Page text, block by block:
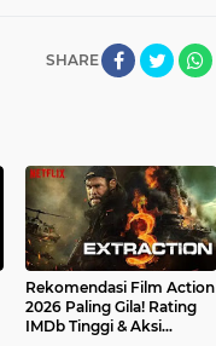
SHARE
Rekomendasi Film Action
2026 Paling Gila! Rating
IMDb Tinggi & Aksi